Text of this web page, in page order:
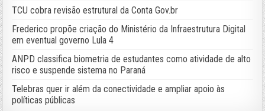
TCU cobra revisão estrutural da Conta Gov.br
Frederico propõe criação do Ministério da Infraestrutura Digital
em eventual governo Lula 4
ANPD classifica biometria de estudantes como atividade de alto
risco e suspende sistema no Paraná
Telebras quer ir além da conectividade e ampliar apoio às
políticas públicas